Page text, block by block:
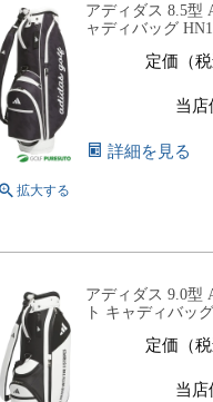
アディダス 8.5型
ャディバッグ
47インチ対応 ネ
定価（税
当店
詳細を見る
アディダス 9.0型
ト キャディバッ
インチ対応 2026
定価（税
当店